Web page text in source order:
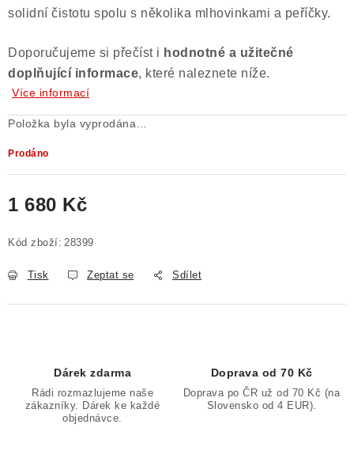
solidní čistotu spolu s několika mlhovinkami a peříčky.
Doporučujeme si přečíst i hodnotné a užitečné
doplňující informace, které naleznete níže.
Více informací
Položka byla vyprodána…
Prodáno
1 680 Kč
Kód zboží: 28399
Tisk Zeptat se Sdílet
Dárek zdarma
Rádi rozmazlujeme naše
zákazníky. Dárek ke každé
objednávce.
Doprava od 70 Kč
Doprava po ČR už od 70 Kč (na
Slovensko od 4 EUR).